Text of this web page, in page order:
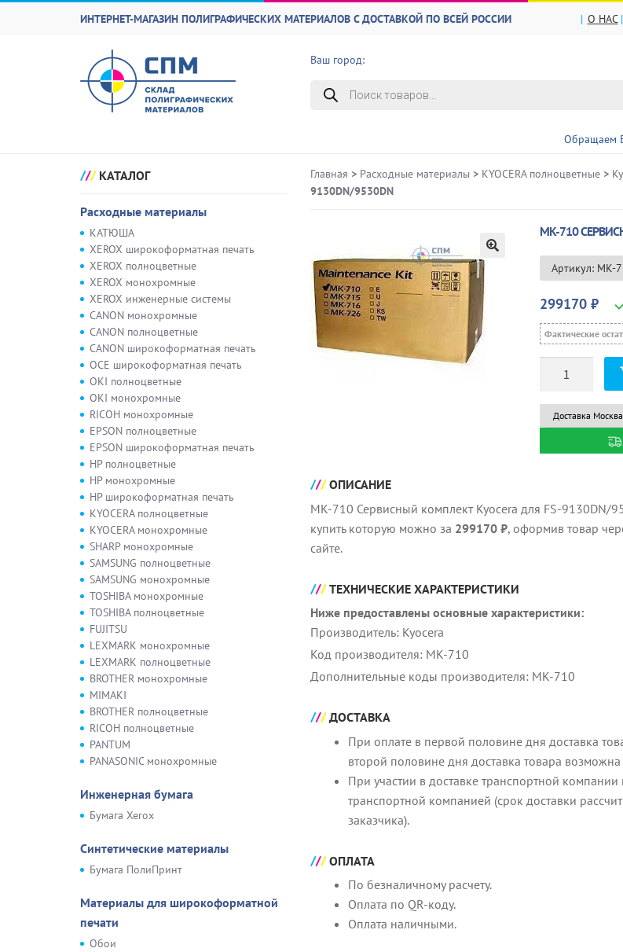
ИНТЕРНЕТ-МАГАЗИН ПОЛИГРАФИЧЕСКИХ МАТЕРИАЛОВ С ДОСТАВКОЙ ПО ВСЕЙ РОССИИ О НАС
Ваш город:
Поиск
товаров
Обращаем Ваше
КАТАЛОГ
Расходные материалы
КАТЮША
XEROX широкоформатная печать
XEROX полноцветные
XEROX монохромные
XEROX инженерные системы
CANON монохромные
CANON полноцветные
CANON широкоформатная печать
OCE широкоформатная печать
OKI полноцветные
OKI монохромные
RICOH монохромные
EPSON полноцветные
EPSON широкоформатная печать
HP полноцветные
HP монохромные
HP широкоформатная печать
KYOCERA полноцветные
KYOCERA монохромные
SHARP монохромные
SAMSUNG полноцветные
SAMSUNG монохромные
TOSHIBA монохромные
TOSHIBA полноцветные
FUJITSU
LEXMARK монохромные
LEXMARK полноцветные
BROTHER монохромные
MIMAKI
BROTHER полноцветные
RICOH полноцветные
PANTUM
PANASONIC монохромные
Инженерная бумага
Бумага Xerox
Синтетические материалы
Бумага ПолиПринт
Материалы для широкоформатной
печати
Обои
Главная > Расходные материалы > KYOCERA полноцветные>
9130DN/9530DN
MK-710
Артикул: MK-
299170₽
Фактические
Доставка
ОПИСАНИЕ
MK-710 Сервисный комплект Kyocera для FS-9130DN/
купить которую можно за 299170 ₽, оформив товар
сайте.
ТЕХНИЧЕСКИЕ ХАРАКТЕРИСТИКИ
Ниже предоставлены основные характеристики:
Производитель: Kyocera
Код производителя: MK-710
Дополнительные коды производителя: MK-710
ДОСТАВКА
При оплате в первой половине дня доставка
второй половине дня доставка товара
При участии в доставке транспортной
транспортной компанией (срок доставки
заказчика).
ОПЛАТА
По безналичному расчету.
Оплата по QR-коду.
Оплата наличными.